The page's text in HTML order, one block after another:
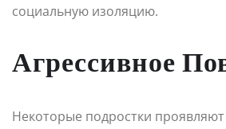
социальную изоляцию.
Агрессивное
Некоторые подростки проявляют